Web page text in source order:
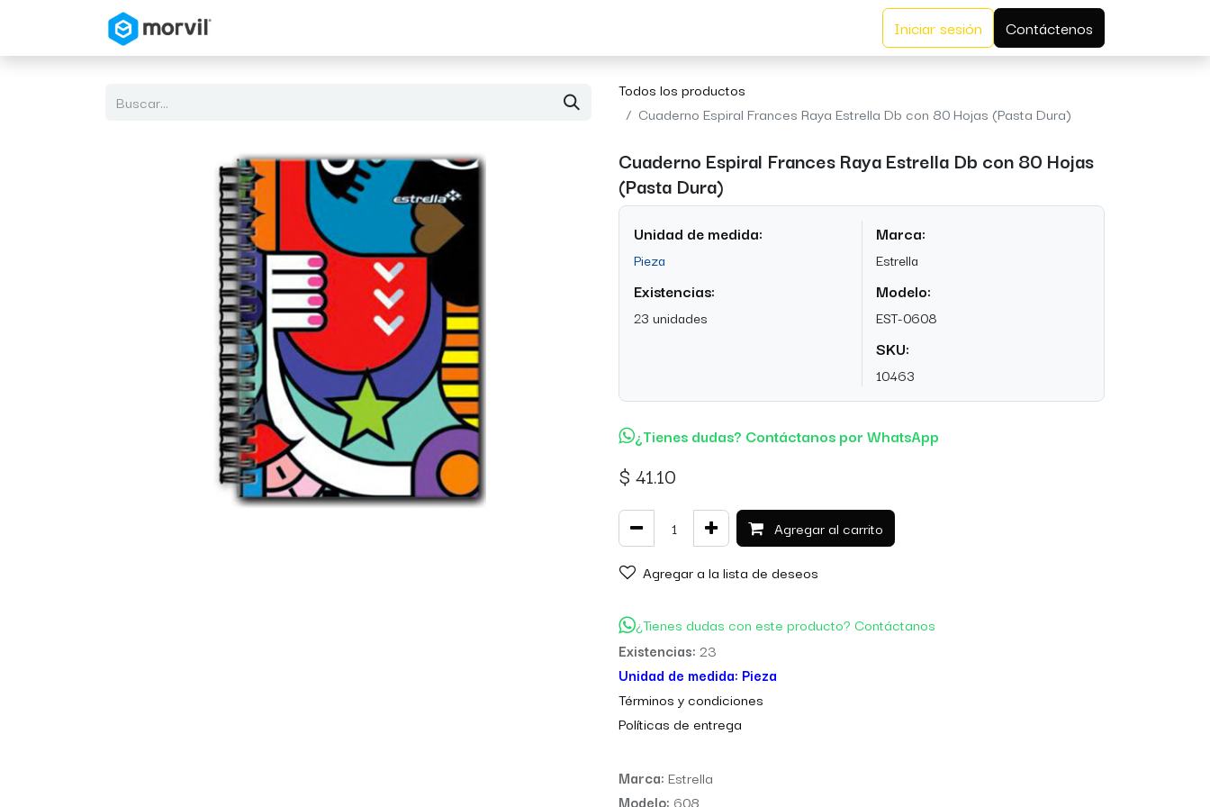
Iniciar sesión Contáctenos
Todos los productos
Cuaderno Espiral Frances Raya Estrella Db con 80 Hojas (Pasta Dura)
Cuaderno Espiral Frances Raya Estrella Db con 80 Hojas
(Pasta Dura)
Unidad de medida:
Pieza
Existencias:
23 unidades
Marca:
Estrella
Modelo:
EST-0608
SKU:
10463
¿Tienes dudas? Contáctanos por WhatsApp
$ 41.10
Agregar al carrito
Agregar a la lista de deseos
¿Tienes dudas con este producto? Contáctanos
Existencias: 23
Unidad de medida: Pieza
Términos y condiciones
Políticas de entrega
Marca: Estrella
Modelo: 608